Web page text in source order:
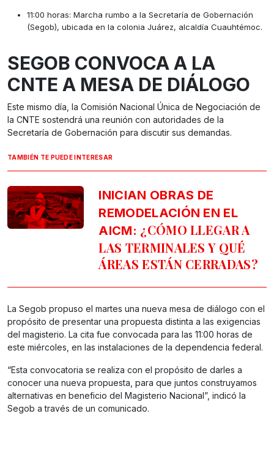
11:00 horas: Marcha rumbo a la Secretaría de Gobernación
(Segob), ubicada en la colonia Juárez, alcaldía Cuauhtémoc.
SEGOB CONVOCA A LA
CNTE A MESA DE DIÁLOGO
Este mismo día, la Comisión Nacional Única de Negociación de
la CNTE sostendrá una reunión con autoridades de la
Secretaría de Gobernación para discutir sus demandas.
TAMBIÉN TE PUEDE INTERESAR
INICIAN OBRAS DE
REMODELACIÓN EN EL
AICM: ¿CÓMO LLEGAR A
LAS TERMINALES Y QUÉ
ÁREAS ESTÁN CERRADAS?
La Segob propuso el martes una nueva mesa de diálogo con el
propósito de presentar una propuesta distinta a las exigencias
del magisterio. La cita fue convocada para las 11:00 horas de
este miércoles, en las instalaciones de la dependencia federal.
“Esta convocatoria se realiza con el propósito de darles a
conocer una nueva propuesta, para que juntos construyamos
alternativas en beneficio del Magisterio Nacional”, indicó la
Segob a través de un comunicado.